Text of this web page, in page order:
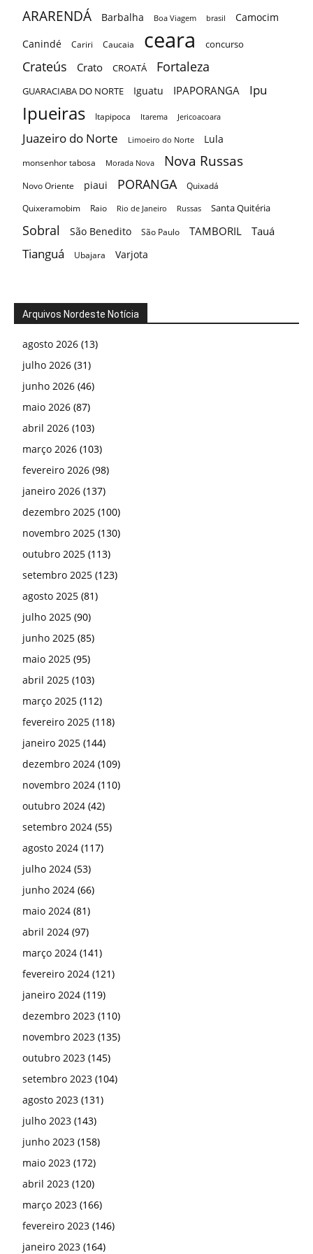
ARARENDÁ Barbalha Boa Viagem brasil
Camocim
Canindé
Cariri Caucaia ceara concurso
Crateús Crato CROATÁ Fortaleza
GUARACIABA DO NORTE Iguatu IPAPORANGA Ipu
Ipueiras Itapipoca Itarema Jericoacoara
Juazeiro do Norte Limoeiro do Norte Lula
monsenhor tabosa Morada Nova Nova Russas
Novo Oriente piaui PORANGA
Quixadá
Quixeramobim
Raio Rio de Janeiro Russas Santa Quitéria
Sobral São Benedito São Paulo TAMBORIL Tauá
Tianguá Ubajara Varjota
Arquivos Nordeste Notícia
agosto 2026 (13)
julho 2026 (31)
junho 2026 (46)
maio 2026 (87)
abril 2026 (103)
março 2026 (103)
fevereiro 2026 (98)
janeiro 2026 (137)
dezembro 2025 (100)
novembro 2025 (130)
outubro 2025 (113)
setembro 2025 (123)
agosto 2025 (81)
julho 2025 (90)
junho 2025 (85)
maio 2025 (95)
abril 2025 (103)
março 2025 (112)
fevereiro 2025 (118)
janeiro 2025 (144)
dezembro 2024 (109)
novembro 2024 (110)
outubro 2024 (42)
setembro 2024 (55)
agosto 2024 (117)
julho 2024 (53)
junho 2024 (66)
maio 2024 (81)
abril 2024 (97)
março 2024 (141)
fevereiro 2024 (121)
janeiro 2024 (119)
dezembro 2023 (110)
novembro 2023 (135)
outubro 2023 (145)
setembro 2023 (104)
agosto 2023 (131)
julho 2023 (143)
junho 2023 (158)
maio 2023 (172)
abril 2023 (120)
março 2023 (166)
fevereiro 2023 (146)
janeiro 2023 (164)